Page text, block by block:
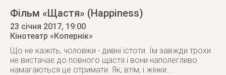
Фільм «Щастя» (Happiness)
23 січня 2017, 19:00
Кінотеатр «Копернік»
Що не кажіть, чоловіки - дивні істоти. Їм завжди трохи
не вистачає до повного щастя і вони наполегливо
намагаються це отримати. Як, втім, і жінки...